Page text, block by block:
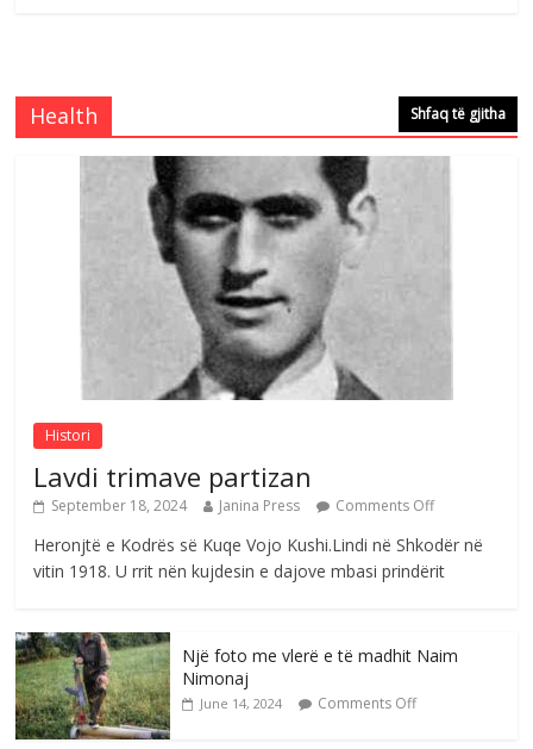
e invalidëve në Fushë Kosovë
Comments Off
Sulm , pse të dua ty
August 8, 2026 Comments Off
Postim me vlera nga artistja e mirëfilltë
Mimoza Gjoni
August 6, 2026 Comments Off
Health Shfaq të gjitha
Histori
Lavdi trimave partizan
September 18, 2024 Janina Press Comments Off
Heronjtë e Kodrës së Kuqe Vojo Kushi.Lindi në Shkodër në
vitin 1918. U rrit nën kujdesin e dajove mbasi prindërit
Një foto me vlerë e të madhit Naim
Nimonaj
June 14, 2024 Comments Off